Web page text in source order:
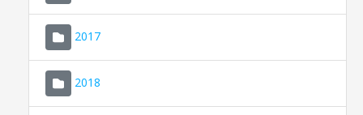
2017
2018